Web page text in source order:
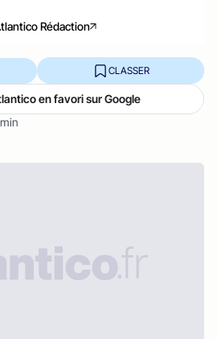
Rédaction
CLASSER
en favori sur Google